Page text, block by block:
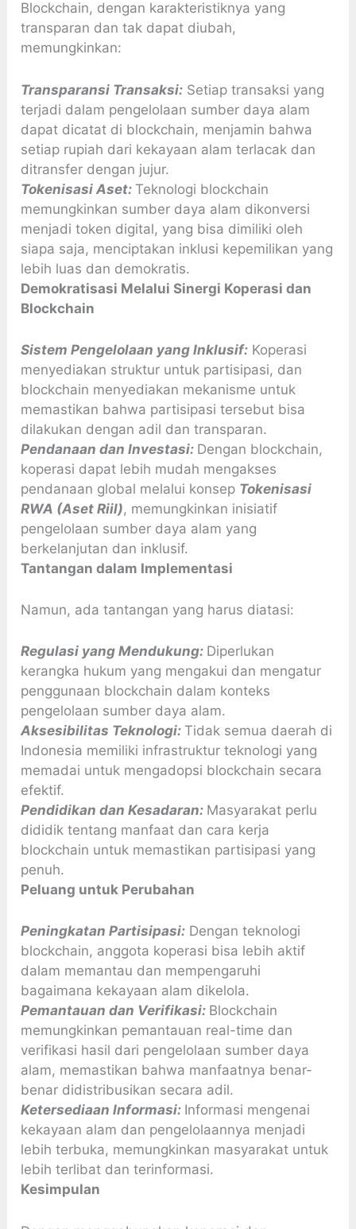
Blockchain, dengan karakteristiknya yang
transparan dan tak dapat diubah,
memungkinkan:
Transparansi Transaksi: Setiap transaksi yang
terjadi dalam pengelolaan sumber daya alam
dapat dicatat di blockchain, menjamin bahwa
setiap rupiah dari kekayaan alam terlacak dan
ditransfer dengan jujur.
Tokenisasi Aset: Teknologi blockchain
memungkinkan sumber daya alam dikonversi
menjadi token digital, yang bisa dimiliki oleh
siapa saja, menciptakan inklusi kepemilikan yang
lebih luas dan demokratis.
Demokratisasi Melalui Sinergi Koperasi dan
Blockchain
Sistem Pengelolaan yang Inklusif: Koperasi
menyediakan struktur untuk partisipasi, dan
blockchain menyediakan mekanisme untuk
memastikan bahwa partisipasi tersebut bisa
dilakukan dengan adil dan transparan.
Pendanaan dan Investasi: Dengan blockchain,
koperasi dapat lebih mudah mengakses
pendanaan global melalui konsep Tokenisasi
RWA (Aset Riil), memungkinkan inisiatif
pengelolaan sumber daya alam yang
berkelanjutan dan inklusif.
Tantangan dalam Implementasi
Namun, ada tantangan yang harus diatasi:
Regulasi yang Mendukung: Diperlukan
kerangka hukum yang mengakui dan mengatur
penggunaan blockchain dalam konteks
pengelolaan sumber daya alam.
Aksesibilitas Teknologi: Tidak semua daerah di
Indonesia memiliki infrastruktur teknologi yang
memadai untuk mengadopsi blockchain secara
efektif.
Pendidikan dan Kesadaran: Masyarakat perlu
dididik tentang manfaat dan cara kerja
blockchain untuk memastikan partisipasi yang
penuh.
Peluang untuk Perubahan
Peningkatan Partisipasi: Dengan teknologi
blockchain, anggota koperasi bisa lebih aktif
dalam memantau dan mempengaruhi
bagaimana kekayaan alam dikelola.
Pemantauan dan Verifikasi: Blockchain
memungkinkan pemantauan real-time dan
verifikasi hasil dari pengelolaan sumber daya
alam, memastikan bahwa manfaatnya benar-
benar didistribusikan secara adil.
Ketersediaan Informasi: Informasi mengenai
kekayaan alam dan pengelolaannya menjadi
lebih terbuka, memungkinkan masyarakat untuk
lebih terlibat dan terinformasi.
Kesimpulan